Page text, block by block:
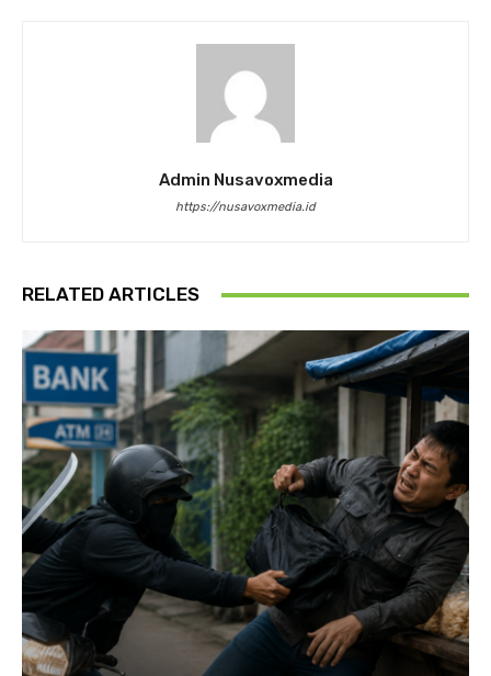
Admin Nusavoxmedia
https://nusavoxmedia.id
RELATED ARTICLES